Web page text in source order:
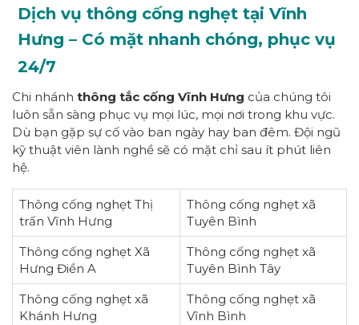
Dịch vụ thông cống nghẹt tại Vĩnh
Hưng – Có mặt nhanh chóng, phục vụ
24/7
Chi nhánh thông tắc cống Vĩnh Hưng của chúng tôi
luôn sẵn sàng phục vụ mọi lúc, mọi nơi trong khu vực.
Dù bạn gặp sự cố vào ban ngày hay ban đêm. Đội ngũ
kỹ thuật viên lành nghề sẽ có mặt chỉ sau ít phút liên
hệ.
Thông cống nghẹt Thị
trấn Vĩnh Hưng
Thông cống nghẹt xã
Tuyên Bình
Thông cống nghẹt Xã
Hưng Điền A
Thông cống nghẹt xã
Tuyên Bình Tây
Thông cống nghẹt xã
Khánh Hưng
Thông cống nghẹt xã
Vĩnh Bình